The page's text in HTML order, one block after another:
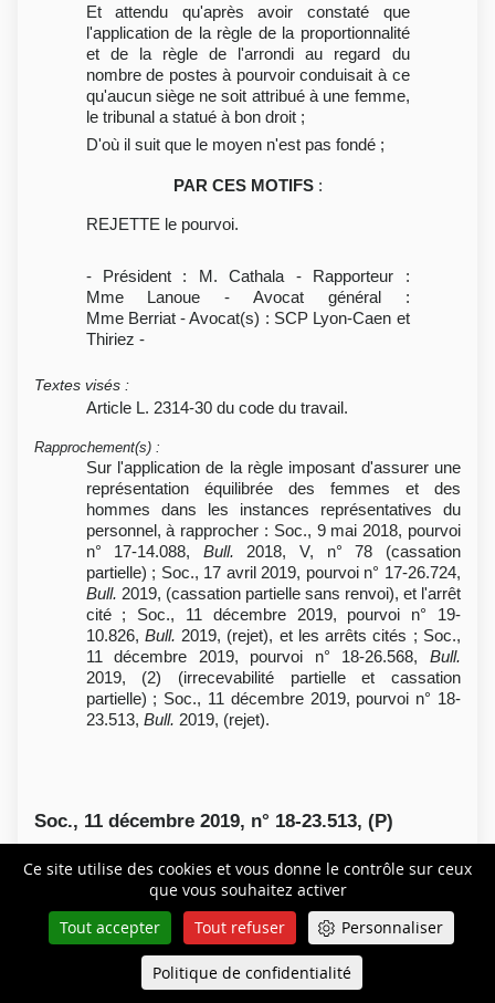
Ce site utilise des cookies et vous donne le contrôle sur ceux
que vous souhaitez activer
Tout accepter
Tout refuser Personnaliser
Politique de confidentialité
Et attendu qu'après avoir constaté que
l'application de la règle de la proportionnalité
et de la règle de l'arrondi au regard du
nombre de postes à pourvoir conduisait à ce
qu'aucun siège ne soit attribué à une femme,
le tribunal a statué à bon droit ;
D'où il suit que le moyen n'est pas fondé ;
PAR CES MOTIFS:
REJETTE le pourvoi.
- Président : M. Cathala - Rapporteur :
Mme Lanoue - Avocat général :
Mme Berriat - Avocat(s) : SCP Lyon-Caen et
Thiriez -
Textes visés :
Article L. 2314-30 du code du travail.
Rapprochement(s) :
Sur l'application de la règle imposant d'assurer une
représentation équilibrée des femmes et des
hommes dans les instances représentatives du
personnel, à rapprocher : Soc., 9 mai 2018, pourvoi
n° 17-14.088, Bull. 2018, V, n° 78 (cassation
partielle) ; Soc., 17 avril 2019, pourvoi n° 17-26.724,
Bull. 2019, (cassation partielle sans renvoi), et l'arrêt
cité ; Soc., 11 décembre 2019, pourvoi n° 19-
10.826, Bull. 2019, (rejet), et les arrêts cités ; Soc.,
11 décembre 2019, pourvoi n° 18-26.568, Bull.
2019, (2) (irrecevabilité partielle et cassation
partielle) ; Soc., 11 décembre 2019, pourvoi n° 18-
23.513, Bull. 2019, (rejet).
Soc., 11 décembre 2019, n° 18-23.513, (P)
Rejet
Comité social et économique – Opérations
électorales – Modalités d'organisation et de
déroulement – Listes de candidatures –
Alternance des candidats – Représentation
Queue-Fair